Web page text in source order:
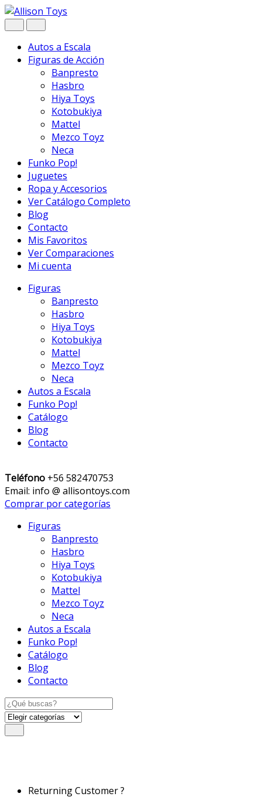
Navegar
Ir
al
Autos a Escala
Figuras de Acción
Banpresto
Hasbro
Hiya Toys
Kotobukiya
Mattel
Mezco Toyz
Neca
Funko Pop!
Juguetes
Ropa y Accesorios
Ver Catálogo Completo
Blog
Contacto
Mis Favoritos
Ver Comparaciones
Mi cuenta
Figuras
Banpresto
Hasbro
Hiya Toys
Kotobukiya
Mattel
Mezco Toyz
Neca
Autos a Escala
Funko Pop!
Catálogo
Blog
Contacto
Teléfono +56 582470753
Email: info @ allisontoys.com
Comprar por categorías
Figuras
Banpresto
Hasbro
Hiya Toys
Kotobukiya
Mattel
Mezco Toyz
Neca
Autos a Escala
Funko Pop!
Catálogo
Blog
Contacto
Search
for:
Returning Customer ?